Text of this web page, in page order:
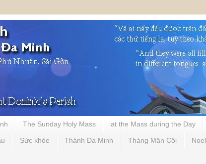
The Sunday Holy Mass at the Mass during the Day
Sức khỏe Thánh Đa Minh Tháng Mân Côi Noel